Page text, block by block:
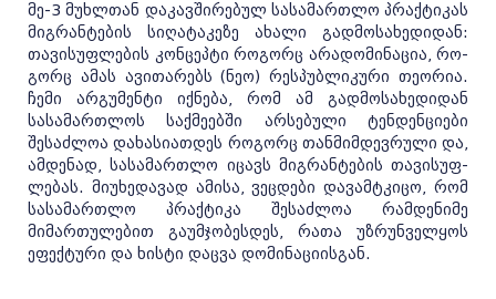
მე-3 მუხლთან დაკავშირებულ სასამართლო პრაქტიკას
მიგრანტების სიღა­ტაკეზე ახალი გადმოსახედიდან:
თავისუფლების კონცეპტი როგორც არადომინაცია, რო­
გორც ამას ავითარებს (ნეო) რესპუბლიკური თეორია.
ჩემი არგუმენტი იქნება, რომ ამ გადმო­სახედიდან
სასამართლოს საქმეებში არსებული ტენდენციები
შესაძლოა დახა­სიათ­დეს როგორც თანმიმდევრული და,
ამდენად, სასამართლო იცავს მიგრანტების თავისუფ­
ლებას. მიუხედავად ამისა, ვეცდები დავამტკიცო, რომ
სასამართლო პრაქტიკა შესაძლოა რამდენიმე
მიმართულებით გაუმჯობესდეს, რათა უზრუნველყოს
ეფექტური და ხისტი დაცვა დომინაციისგან.